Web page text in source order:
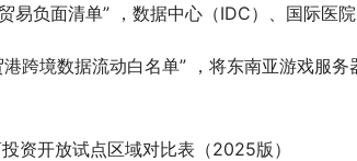
易负面清单” ，数据中心（IDC）、国际医
港跨境数据流动白名单” ，将东南亚游戏服
资开放试点区域对比表（2025版）